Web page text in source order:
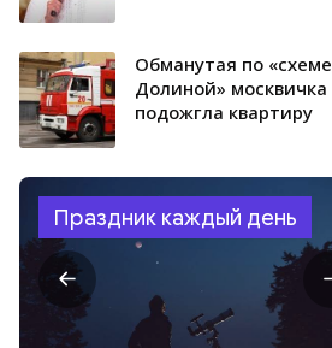
Обманутая по «схеме
Долиной» москвичка
подожгла квартиру
Праздник каждый день